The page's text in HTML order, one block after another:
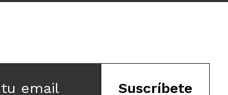
email Suscríbete